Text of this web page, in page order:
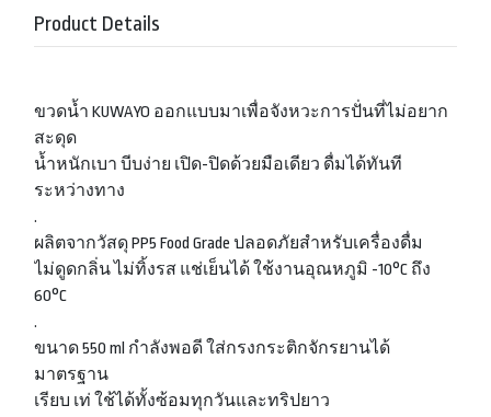
Product Details
ขวดน้ำ KUWAYO ออกแบบมาเพื่อจังหวะการปั่นที่ไม่อยาก
สะดุด
น้ำหนักเบา บีบง่าย เปิด-ปิดด้วยมือเดียว ดื่มได้ทันที
ระหว่างทาง
.
ผลิตจากวัสดุ PP5 Food Grade ปลอดภัยสำหรับเครื่องดื่ม
ไม่ดูดกลิ่น ไม่ทิ้งรส แช่เย็นได้ ใช้งานอุณหภูมิ -10°C ถึง
60°C
.
ขนาด 550 ml กำลังพอดี ใส่กรงกระติกจักรยานได้
มาตรฐาน
เรียบ เท่ ใช้ได้ทั้งซ้อมทุกวันและทริปยาว